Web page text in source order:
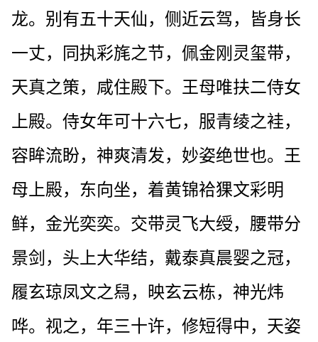
龙。别有五十天仙，侧近云驾，皆身长
一丈，同执彩旄之节，佩金刚灵玺带，
天真之策，咸住殿下。王母唯扶二侍女
上殿。侍女年可十六七，服青绫之袿，
容眸流盼，神爽清发，妙姿绝世也。王
母上殿，东向坐，着黄锦袷猓文彩明
鲜，金光奕奕。交带灵飞大绶，腰带分
景剑，头上大华结，戴泰真晨婴之冠，
履玄琼凤文之舄，映玄云栋，神光炜
哗。视之，年三十许，修短得中，天姿